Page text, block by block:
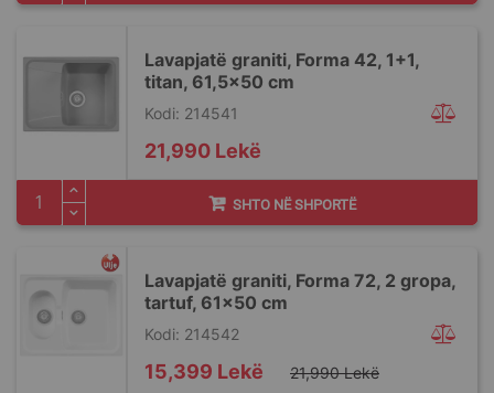
Lavapjatë graniti, Forma 42, 1+1,
titan, 61,5x50 cm
Kodi: 214541
21,990 Lekë
SHTO NË SHPORTË
Lavapjatë graniti, Forma 72, 2 gropa,
tartuf, 61x50 cm
Kodi: 214542
Special
Price
15,399 Lekë 21,990 Lekë